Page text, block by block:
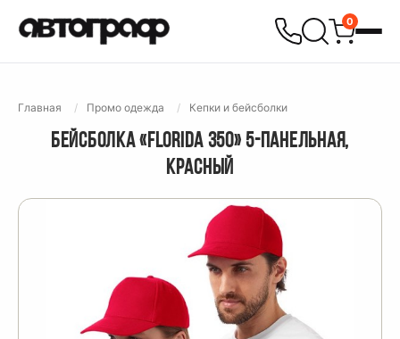
0
Главная Промо одежда Кепки и бейсболки
БЕЙСБОЛКА «FLORIDA 350» 5-ПАНЕЛЬНАЯ,
КРАСНЫЙ